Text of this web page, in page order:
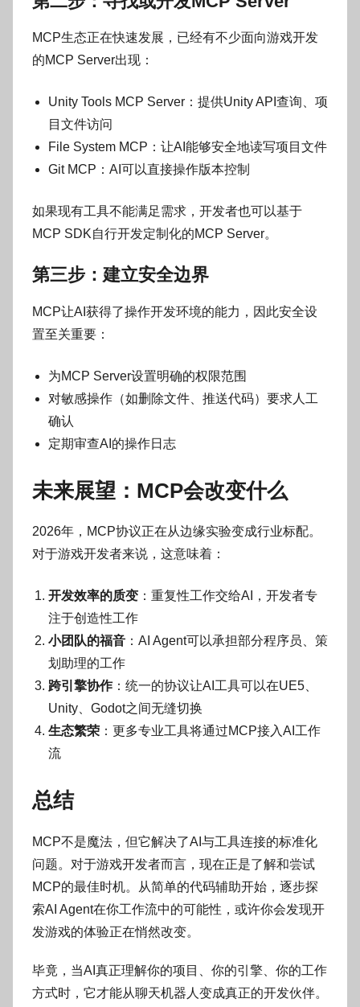
MCP生态正在快速发展，已经有不少面向游戏开发
的MCP Server出现：
Unity Tools MCP Server：提供Unity API查询、项
目文件访问
File System MCP：让AI能够安全地读写项目文件
Git MCP：AI可以直接操作版本控制
如果现有工具不能满足需求，开发者也可以基于
MCP SDK自行开发定制化的MCP Server。
第三步：建立安全边界
MCP让AI获得了操作开发环境的能力，因此安全设
置至关重要：
为MCP Server设置明确的权限范围
对敏感操作（如删除文件、推送代码）要求人工
确认
定期审查AI的操作日志
未来展望：MCP会改变什么
2026年，MCP协议正在从边缘实验变成行业标配。
对于游戏开发者来说，这意味着：
开发效率的质变 ：重复性工作交给AI，开发者专
注于创造性工作
小团队的福音 ：AI Agent可以承担部分程序员、策
划助理的工作
跨引擎协作：统一的协议让AI工具可以在UE5、
Unity、Godot之间无缝切换
生态繁荣 ：更多专业工具将通过MCP接入AI工作
流
总结
MCP不是魔法，但它解决了AI与工具连接的标准化
问题。对于游戏开发者而言，现在正是了解和尝试
MCP的最佳时机。从简单的代码辅助开始，逐步探
索AI Agent在你工作流中的可能性，或许你会发现开
发游戏的体验正在悄然改变。
毕竟，当AI真正理解你的项目、你的引擎、你的工作
方式时，它才能从聊天机器人变成真正的开发伙伴。